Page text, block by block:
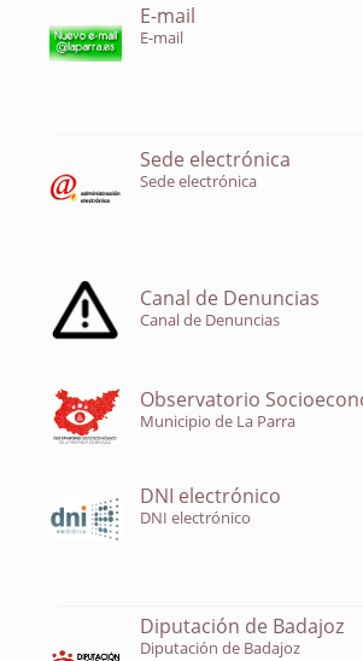
E-mail
E-mail
Sede electrónica
Sede electrónica
Canal de Denuncias
Canal de Denuncias
Observatorio
Municipio de La Parra
DNI electrónico
DNI electrónico
Diputación de Badajoz
Diputación de Badajoz